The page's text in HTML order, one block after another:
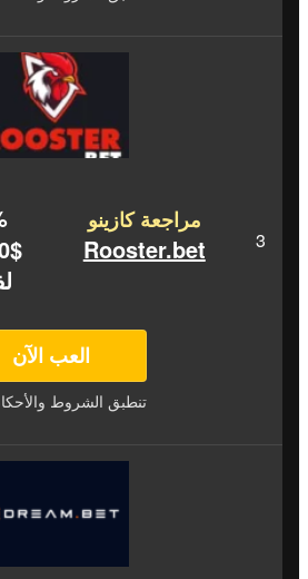
مراجعة كازينو
Rooster.bet
العب الآن
تنطبق الشروط